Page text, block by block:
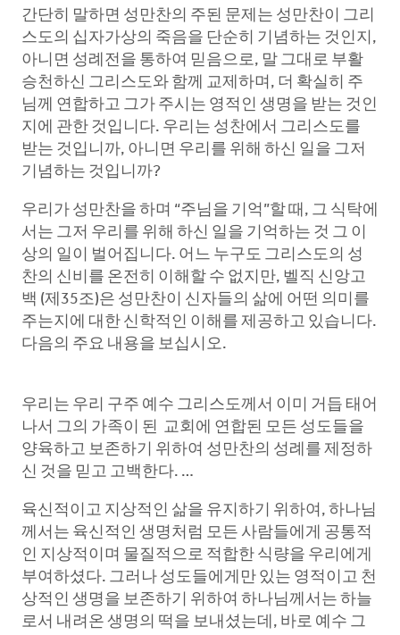
간단히 말하면 성만찬의 주된 문제는 성만찬이 그리
스도의 십자가상의 죽음을 단순히 기념하는 것인지,
아니면 성례전을 통하여 믿음으로, 말 그대로 부활
승천하신 그리스도와 함께 교제하며, 더 확실히 주
님께 연합하고 그가 주시는 영적인 생명을 받는 것인
지에 관한 것입니다. 우리는 성찬에서 그리스도를
받는 것입니까, 아니면 우리를 위해 하신 일을 그저
기념하는 것입니까?
우리가 성만찬을 하며 “주님을 기억”할 때, 그 식탁에
서는 그저 우리를 위해 하신 일을 기억하는 것 그 이
상의 일이 벌어집니다. 어느 누구도 그리스도의 성
찬의 신비를 온전히 이해할 수 없지만, 벨직 신앙고
백 (제35조)은 성만찬이 신자들의 삶에 어떤 의미를
주는지에 대한 신학적인 이해를 제공하고 있습니다.
다음의 주요 내용을 보십시오.
우리는 우리 구주 예수 그리스도께서 이미 거듭 태어
나서 그의 가족이 된 교회에 연합된 모든 성도들을
양육하고 보존하기 위하여 성만찬의 성례를 제정하
신 것을 믿고 고백한다. …
육신적이고 지상적인 삶을 유지하기 위하여, 하나님
께서는 육신적인 생명처럼 모든 사람들에게 공통적
인 지상적이며 물질적으로 적합한 식량을 우리에게
부여하셨다. 그러나 성도들에게만 있는 영적이고 천
상적인 생명을 보존하기 위하여 하나님께서는 하늘
로서 내려온 생명의 떡을 보내셨는데, 바로 예수 그